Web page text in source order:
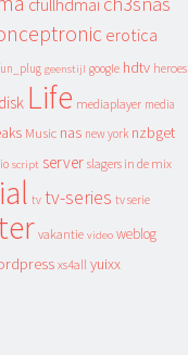
cfullhdmai
erotica
geenstijl google hdtv heroes
Life mediaplayer media
Music nas new york nzbget
script server slagers in de mix
tv tv-series tv serie
vakantie video weblog
xs4all yuixx